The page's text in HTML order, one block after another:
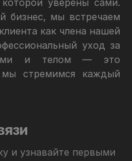
бизнес, мы встречаем
как члена нашей
уход за
и телом — это
мы стремимся каждый
и узнавайте первыми